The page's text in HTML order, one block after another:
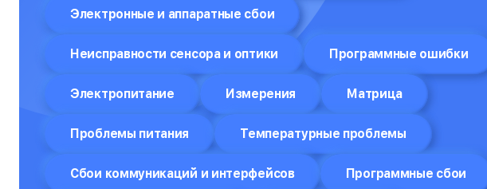
Пароварки
Планшеты
Плоттеры
Посудомоечные машины
Электронные и аппаратные сбои
Неисправности сенсора и оптики Программные ошибки
Электропитание Измерения Матрица
Проблемы питания Температурные проблемы
Сбои коммуникаций и интерфейсов Программные сбои